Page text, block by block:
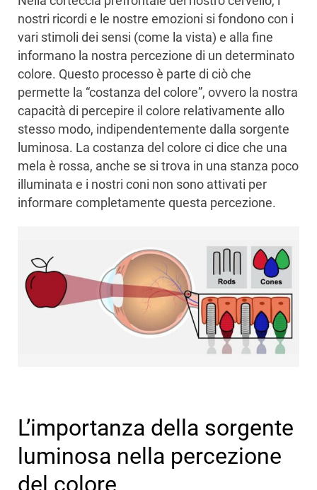
nostri ricordi e le nostre emozioni si fondono con i
vari stimoli dei sensi (come la vista) e alla fine
informano la nostra percezione di un determinato
colore. Questo processo è parte di ciò che
permette la “costanza del colore”, ovvero la nostra
capacità di percepire il colore relativamente allo
stesso modo, indipendentemente dalla sorgente
luminosa. La costanza del colore ci dice che una
mela è rossa, anche se si trova in una stanza poco
illuminata e i nostri coni non sono attivati per
informare completamente questa percezione.
L’importanza della sorgente
luminosa nella percezione